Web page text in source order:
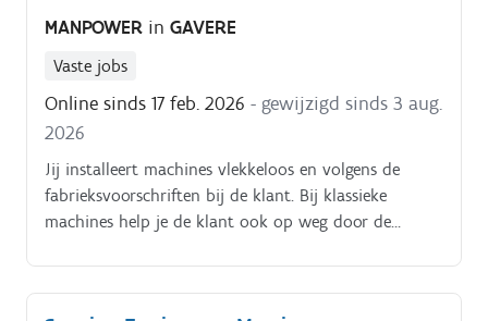
MANPOWER in GAVERE
Vaste jobs
Online sinds 17 feb. 2026 - gewijzigd sinds 3 aug.
2026
Jij installeert machines vlekkeloos en volgens de
fabrieksvoorschriften bij de klant. Bij klassieke
machines help je de klant ook op weg door de
en maak je gebruiksklaar.